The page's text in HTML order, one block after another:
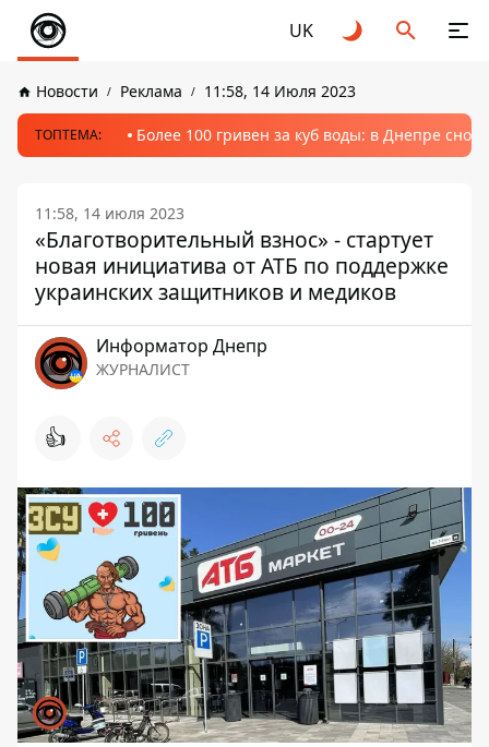
UK
Новости Реклама 11:58, 14 Июля 2023
ТОПТЕМА: Более 100 гривен за куб воды: в Днепре
11:58, 14 июля 2023
«Благотворительный взнос» - стартует
новая инициатива от АТБ по поддержке
украинских защитников и медиков
Информатор Днепр
ЖУРНАЛИСТ
👍